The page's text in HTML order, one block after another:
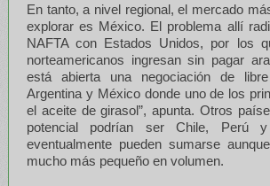
En tanto, a nivel regional, el mercado
explorar es México. El problema allí
NAFTA con Estados Unidos, por los
norteamericanos ingresan sin pagar
está abierta una negociación de
Argentina y México donde uno de los
el aceite de girasol”, apunta. Otros
potencial podrían ser Chile, Perú
eventualmente pueden sumarse
mucho más pequeño en volumen.